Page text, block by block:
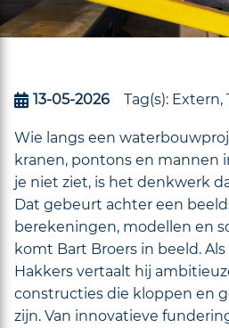
13-05-2026 Tag(s): Extern,
Wie langs een
kranen, pontons en mannen
je niet ziet, is het denkwerk
Dat gebeurt achter een
berekeningen, modellen en
komt Bart Broers in beeld.
Hakkers vertaalt hij
constructies die kloppen en
zijn. Van innovatieve